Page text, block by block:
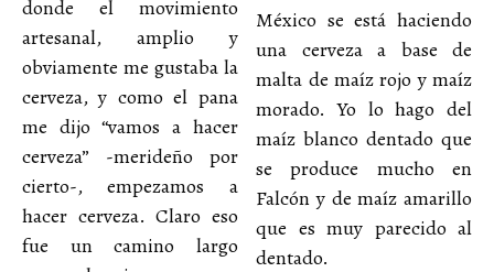
donde el movimiento
artesanal, amplio y
obviamente me gustaba la
cerveza, y como el pana
me dijo “vamos a hacer
cerveza” -merideño por
cierto-, empezamos a
hacer cerveza. Claro eso
fue un camino largo
México se está haciendo
una cerveza a base de
malta de maíz rojo y maíz
morado. Yo lo hago del
maíz blanco dentado que
se produce mucho en
Falcón y de maíz amarillo
que es muy parecido al
dentado.